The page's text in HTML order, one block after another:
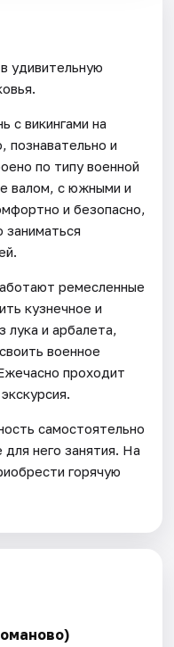
удивительную
с викингами на
познавательно и
по типу военной
валом, с южными и
и безопасно,
заниматься
ремесленные
кузнечное и
лука и арбалета,
военное
проходит
самостоятельно
него занятия. На
горячую